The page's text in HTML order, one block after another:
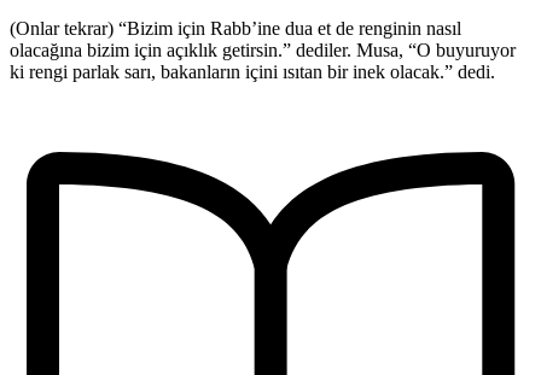
(Onlar tekrar) “Bizim için Rabb’ine dua et de renginin nasıl
olacağına bizim için açıklık getirsin.” dediler. Musa, “O buyuruyor
ki rengi parlak sarı, bakanların içini ısıtan bir inek olacak.” dedi.